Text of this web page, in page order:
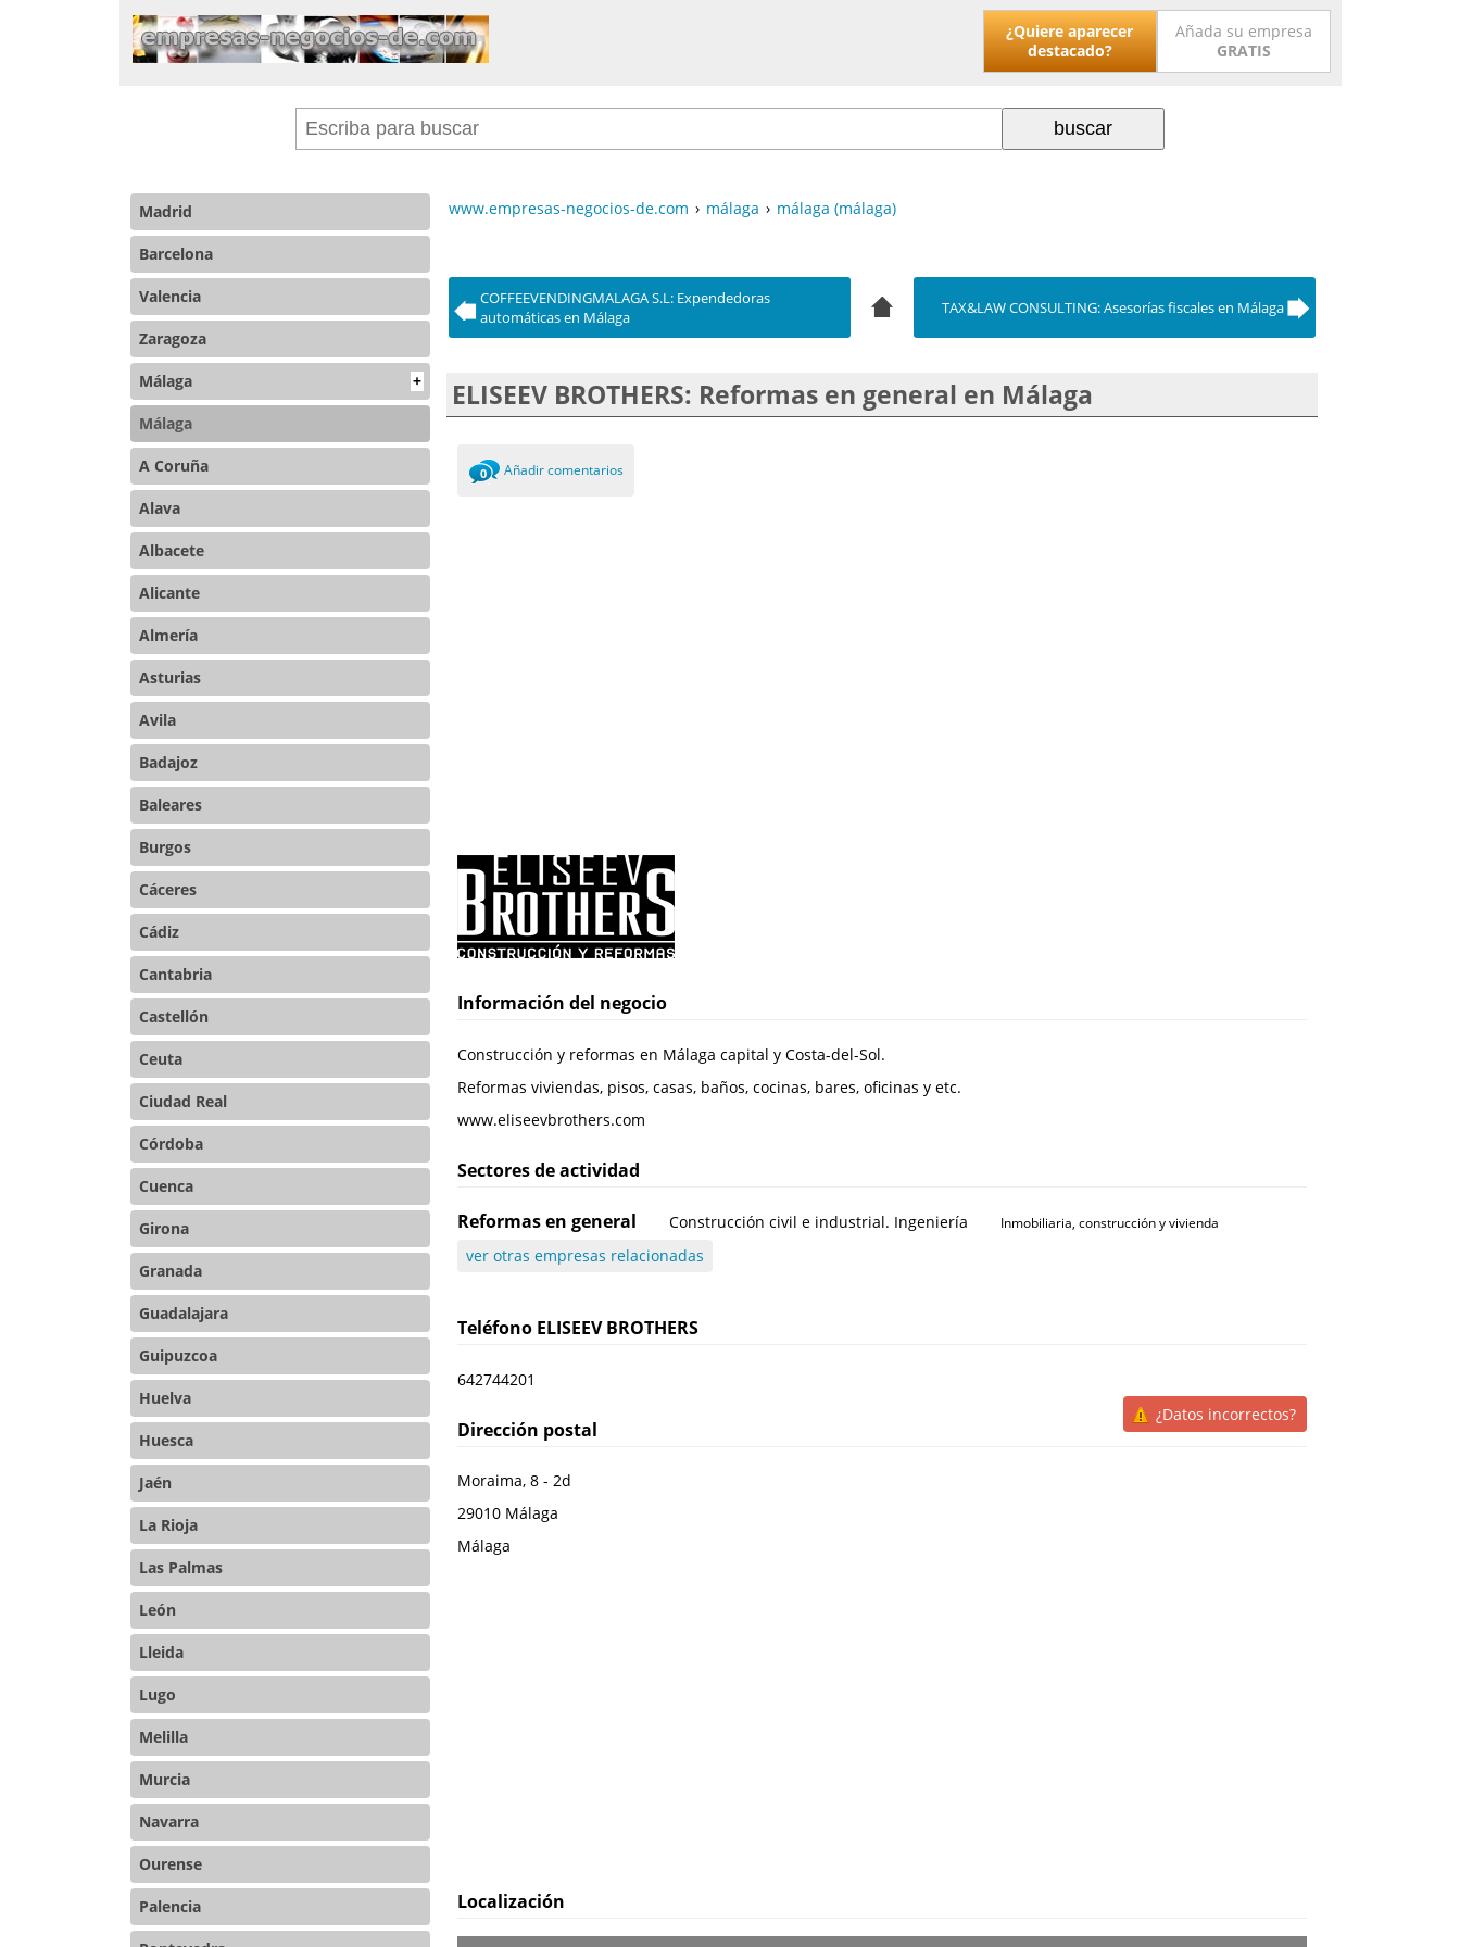
¿Quiere aparecer
destacado?
Añada su empresa
GRATIS
Madrid
Barcelona
Valencia
Zaragoza
Málaga +
Málaga
A Coruña
Alava
Albacete
Alicante
Almería
Asturias
Avila
Badajoz
Baleares
Burgos
Cáceres
Cádiz
Cantabria
Castellón
Ceuta
Ciudad Real
Córdoba
Cuenca
Girona
Granada
Guadalajara
Guipuzcoa
Huelva
Huesca
Jaén
La Rioja
Las Palmas
León
Lleida
Lugo
Melilla
Murcia
Navarra
Ourense
Palencia
www.empresas-negocios-de.com › málaga › málaga (málaga)
COFFEEVENDINGMALAGA S.L: Expendedoras
automáticas en Málaga
TAX&LAW CONSULTING: Asesorías fiscales en Málaga
ELISEEV BROTHERS: Reformas en general en Málaga
0 Añadir comentarios
Información del negocio
Construcción y reformas en Málaga capital y Costa-del-Sol.
Reformas viviendas, pisos, casas, baños, cocinas, bares, oficinas y etc.
www.eliseevbrothers.com
Sectores de actividad
Reformas en general Construcción civil e industrial. Ingeniería Inmobiliaria, construcción y vivienda
ver otras empresas relacionadas
Teléfono ELISEEV BROTHERS
642744201
¿Datos incorrectos?
Dirección postal
Moraima, 8 - 2d
29010 Málaga
Málaga
Localización